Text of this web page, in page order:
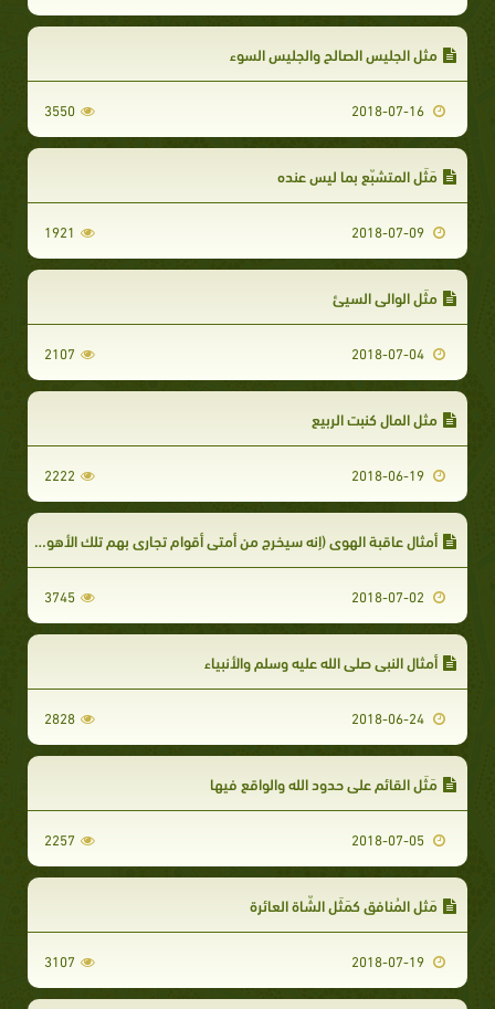
مثل الجليس الصالح والجليس السوء
3550
مَثَل المتشبّع بما ليس عنده
1921
مثَل الوالي السيئ
2107
مثل المال كنبت الربيع
2222
أمثال عاقبة الهوى (إنه سيخرج من أمتي أقوام تجارى بهم تلك الأهواء)
3745
أمثال النبي صلى الله عليه وسلم والأنبياء
2828
مَثَل القائم على حدود الله والواقع فيها
2257
مَثل المُنافق كمَثَل الشّاة العائرة
3107